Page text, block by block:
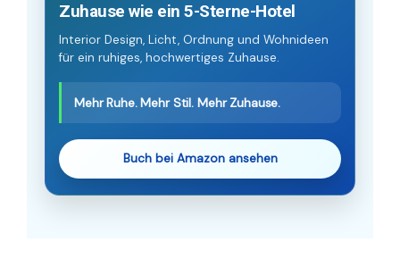
Zuhause wie ein 5-Sterne-Hotel
Interior Design, Licht, Ordnung und Wohnideen
für ein ruhiges, hochwertiges Zuhause.
Mehr Ruhe. Mehr Stil. Mehr Zuhause.
Buch bei Amazon ansehen